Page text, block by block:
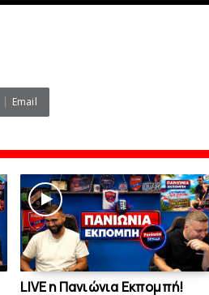
Email
LIVE η Πανιώνια Εκπομπή!